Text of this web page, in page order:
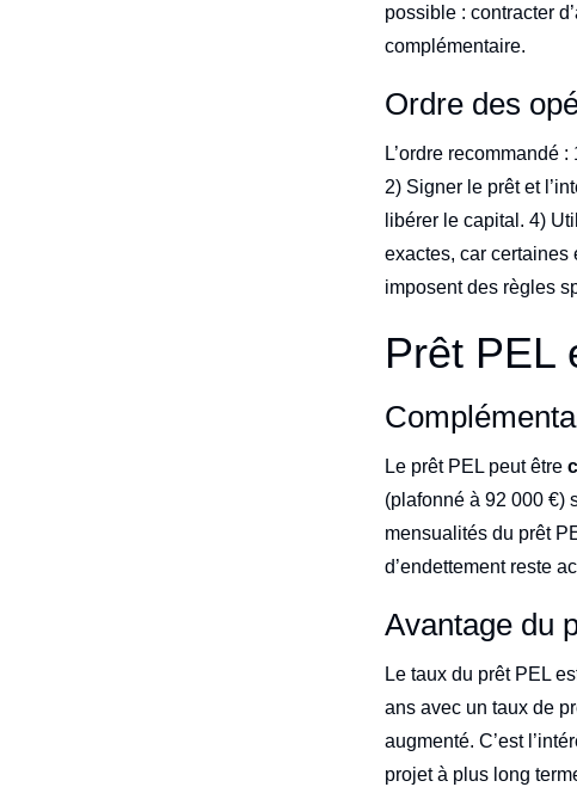
possible : contracter
complémentaire.
Ordre des
L’ordre recommandé
2) Signer le prêt et
libérer le capital. 4)
exactes, car certaines
imposent des règles
Prêt PEL
Le prêt PEL peut être
(plafonné à 92 000 €)
mensualités du prêt
d’endettement reste
Avantage du
Le taux du prêt PEL
ans avec un taux de
augmenté. C’est
projet à plus long